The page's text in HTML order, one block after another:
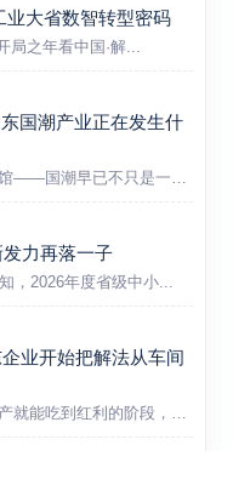
业大省数智转型密码
局之年看中国·解...
国潮产业正在发生什
力再落一子
，2026年度省级中小...
业开始把解法从车间